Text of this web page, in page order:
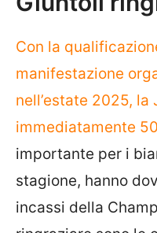
Con la
manifestazione
nell’estate 2025,
immediatamente
importante per i
stagione, hanno
incassi della